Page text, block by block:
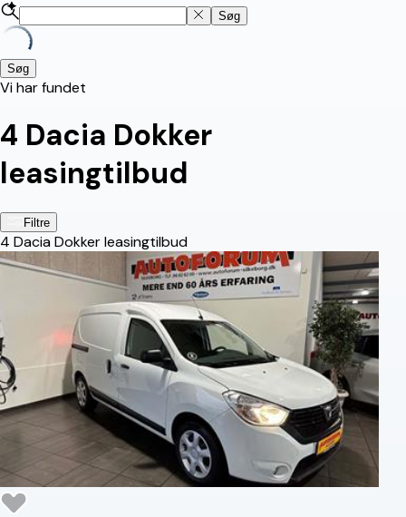
Søg
Søg
Vi har fundet
4 Dacia Dokker
leasingtilbud
Filtre
4 Dacia Dokker leasingtilbud